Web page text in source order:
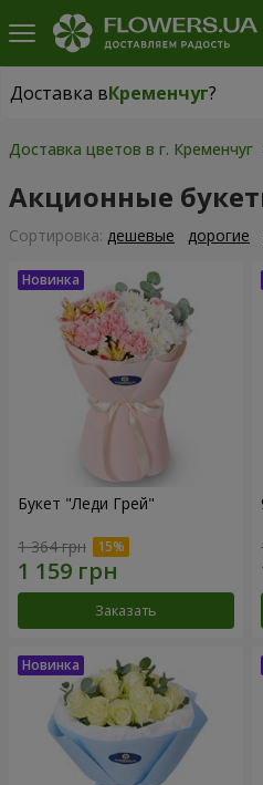
Доставка вКременчуг?
Доставка вКременчуг|
Доставка цветов в г. Кременчуг
Акционные
Cортировка: дешевые дорогие
Букет "Леди Грей"
1 364 грн
Заказать